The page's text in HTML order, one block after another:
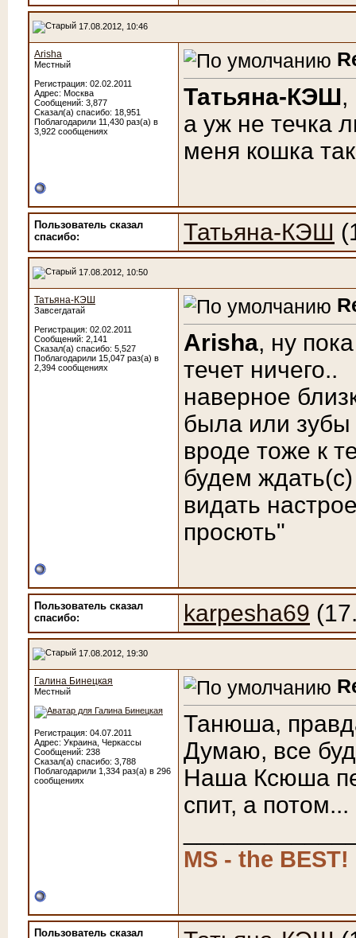
17.08.2012, 10:46
Arisha
Местный
Регистрация: 02.02.2011
Адрес: Москва
Сообщений: 3,877
Сказал(а) спасибо: 18,951
Поблагодарили 11,430 раз(а) в
3,922 сообщениях
Татьяна-КЭШ,
а уж не течка
меня кошка
Пользователь сказал
cпасибо:
Татьяна-КЭШ
17.08.2012, 10:50
Татьяна-КЭШ
Завсегдатай
Регистрация: 02.02.2011
Сообщений: 2,141
Сказал(а) спасибо: 5,527
Поблагодарили 15,047 раз(а) в
2,394 сообщениях
Arisha, ну
течет ничего..
наверное
была или
вроде тоже к
будем ждать(с)
видать
просють"
Пользователь сказал
cпасибо:
karpesha69
17.08.2012, 19:30
Галина Бинецкая
Местный
Регистрация: 04.07.2011
Адрес: Украина, Черкассы
Сообщений: 238
Сказал(а) спасибо: 3,788
Поблагодарили 1,334 раз(а) в 296
сообщениях
Танюша,
Думаю, все
Наша Ксюша
спит, а
MS - the BEST!
Пользователь сказал